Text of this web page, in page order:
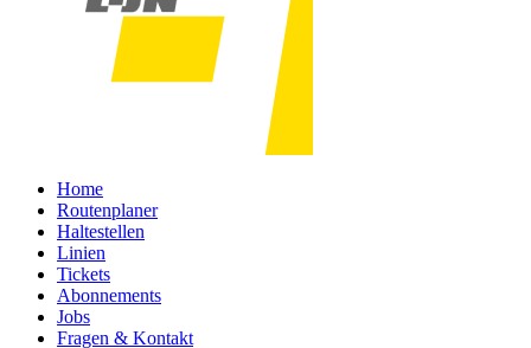
Home
Routenplaner
Haltestellen
Linien
Tickets
Abonnements
Jobs
Fragen & Kontakt